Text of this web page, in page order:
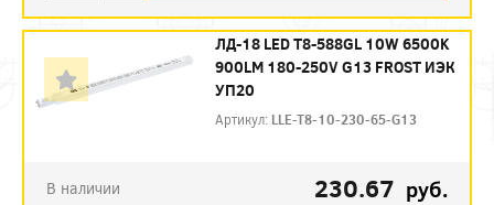
ЛД-18 LED Т8-588GL 10W 6500K
900LM 180-250V G13 FROST ИЭК
УП20
Артикул: LLE-T8-10-230-65-G13
В наличии 230.67 руб.